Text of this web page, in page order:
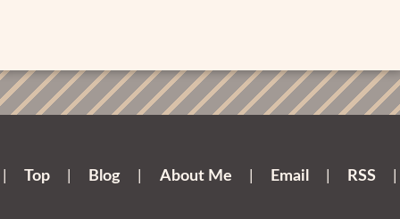
Top Blog About Me Email RSS